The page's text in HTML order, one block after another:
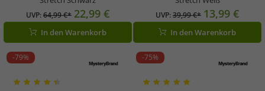
UVP:64,99 €* 22,99 €
In den Warenkorb
UVP:39,99 €* 13,99 €
In den Warenkorb
-79% -75%